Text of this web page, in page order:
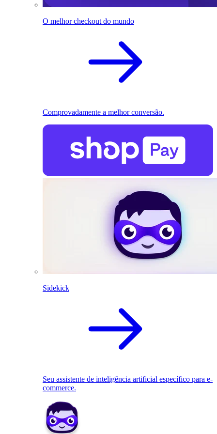
O melhor checkout do mundo
Comprovadamente a melhor conversão.
Sidekick
Seu assistente de inteligência artificial específico para e-
commerce.